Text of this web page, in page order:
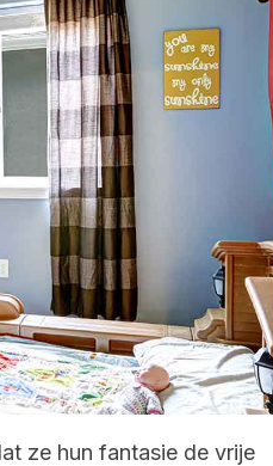
ze hun fantasie de vrije